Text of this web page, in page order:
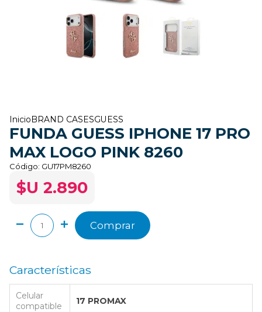
Inicio BRAND CASESGUESS
FUNDA GUESS IPHONE 17 PRO
MAX LOGO PINK 8260
Código: GU17PM8260
$U 2.890
Comprar
Características
Celular
compatible
17 PROMAX